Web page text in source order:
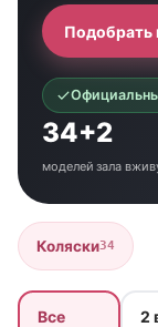
Подобрать
34+
моделей
2
зала
Коляски34
Все 2